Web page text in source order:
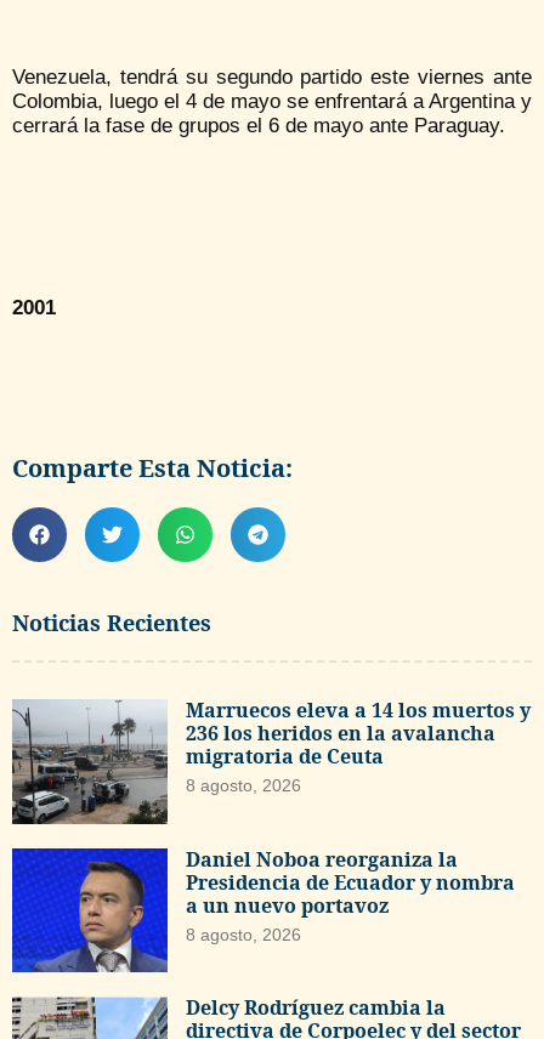
Noticias Recientes
Marruecos eleva a 14 los muertos y
236 los heridos en la avalancha
migratoria de Ceuta
8 agosto, 2026
Daniel Noboa reorganiza la
Presidencia de Ecuador y nombra
a un nuevo portavoz
8 agosto, 2026
Delcy Rodríguez cambia la
directiva de Corpoelec y del sector
Venezuela, tendrá su segundo partido este viernes ante
Colombia, luego el 4 de mayo se enfrentará a Argentina y
cerrará la fase de grupos el 6 de mayo ante Paraguay.
2001
Comparte Esta Noticia: